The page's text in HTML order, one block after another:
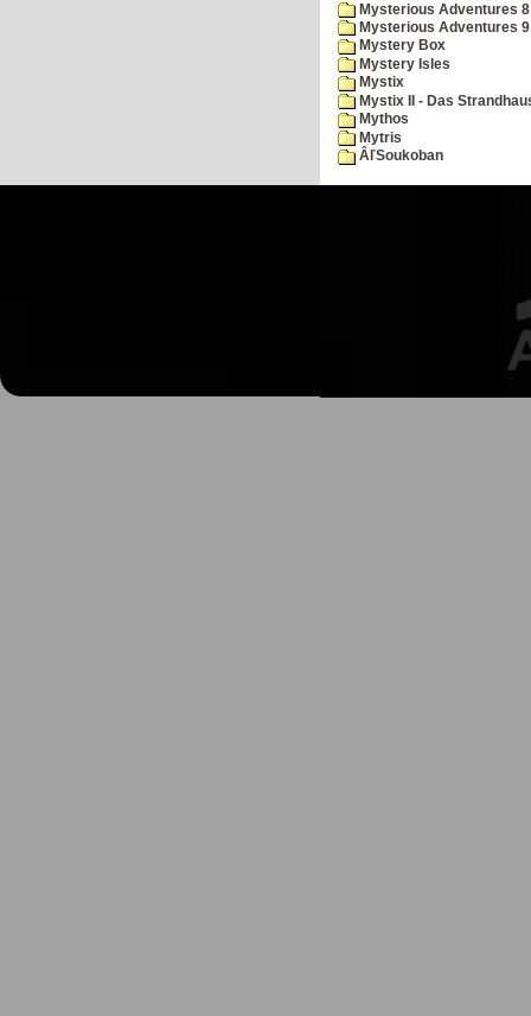
Mysterious Adventures
Mysterious Adventures
Mystery Box
Mystery Isles
Mystix
Mystix II - Das
Mythos
Mytris
ÂľSoukoban